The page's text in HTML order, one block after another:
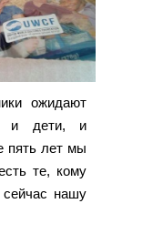
ожидают
и дети, и
пять лет мы
те, кому
сейчас нашу